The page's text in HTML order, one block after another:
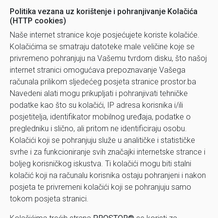
Politika vezana uz korištenje i pohranjivanje Kolačića
(HTTP cookies)
Naše internet stranice koje posjećujete koriste kolačiće.
Kolačićima se smatraju datoteke male veličine koje se
privremeno pohranjuju na Vašemu tvrdom disku, što našoj
internet stranici omogućava prepoznavanje Vašega
računala prilikom sljedećeg posjeta stranice prostor.ba
Navedeni alati mogu prikupljati i pohranjivati tehničke
podatke kao što su kolačići, IP adresa korisnika i/ili
posjetitelja, identifikator mobilnog uređaja, podatke o
pregledniku i slično, ali pritom ne identificiraju osobu.
Kolačići koji se pohranjuju služe u analitičke i statističke
svrhe i za funkcioniranje svih značajki internetske strance i
boljeg korisničkog iskustva. Ti kolačići mogu biti stalni
kolačić koji na računalu korisnika ostaju pohranjeni i nakon
posjeta te privremeni kolačići koji se pohranjuju samo
tokom posjeta stranici.